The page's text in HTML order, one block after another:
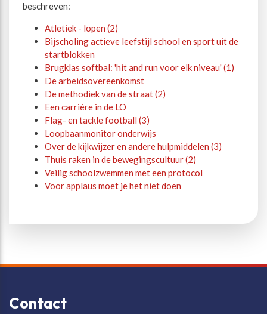
beschreven:
Atletiek - lopen (2)
Bijscholing actieve leefstijl school en sport uit de
startblokken
Brugklas softbal: 'hit and run voor elk niveau' (1)
De arbeidsovereenkomst
De methodiek van de straat (2)
Een carrière in de LO
Flag- en tackle football (3)
Loopbaanmonitor onderwijs
Over de kijkwijzer en andere hulpmiddelen (3)
Thuis raken in de bewegingscultuur (2)
Veilig schoolzwemmen met een protocol
Voor applaus moet je het niet doen
Contact